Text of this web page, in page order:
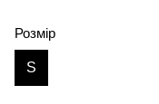
Розмір
S